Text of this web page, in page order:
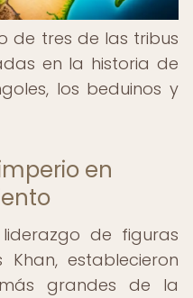
de tres de las tribus
en la historia de
los beduinos y
en
de figuras
establecieron
grandes de la